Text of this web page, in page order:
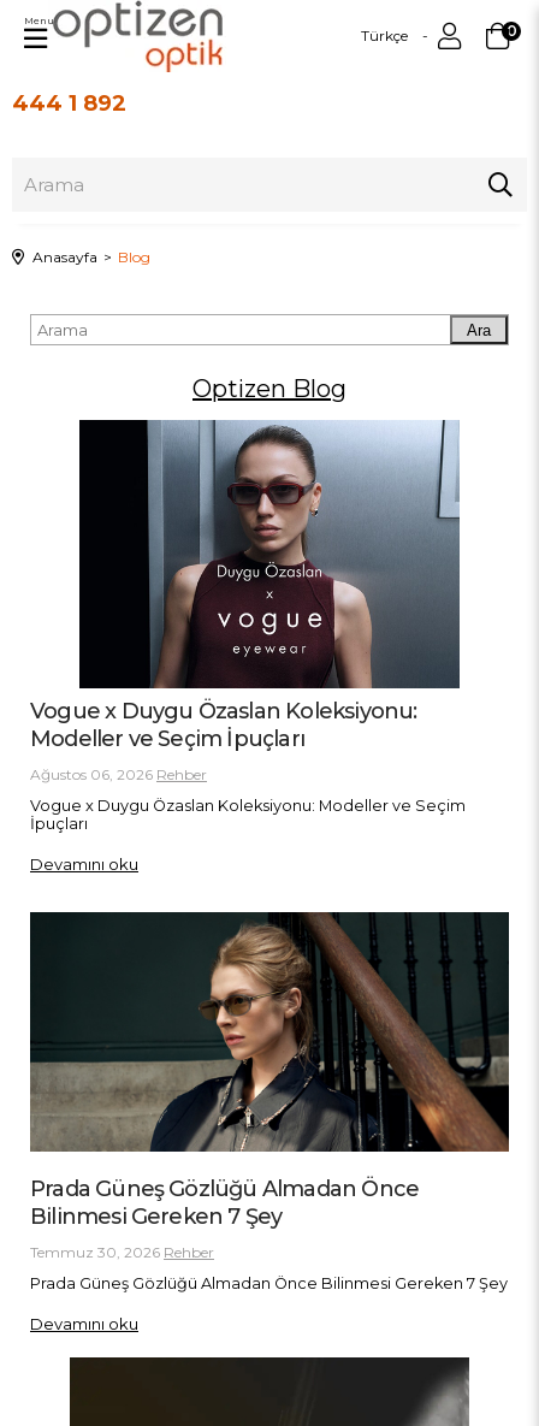
444 1 892
Türkçe 0
Menu
Anasayfa Blog
Ara
Optizen Blog
Vogue x Duygu Özaslan Koleksiyonu:
Modeller ve Seçim İpuçları
Ağustos 06, 2026 Rehber
Vogue x Duygu Özaslan Koleksiyonu: Modeller ve Seçim
İpuçları
Devamını oku
Prada Güneş Gözlüğü Almadan Önce
Bilinmesi Gereken 7 Şey
Temmuz 30, 2026 Rehber
Prada Güneş Gözlüğü Almadan Önce Bilinmesi Gereken 7 Şey
Devamını oku